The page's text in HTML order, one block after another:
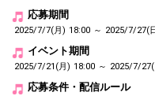
応募期間
2025/7/7(月) 18:00 ～ 2025/7/27(
イベント期間
2025/7/21(月) 18:00 ～ 2025/7/
応募条件・配信ルール